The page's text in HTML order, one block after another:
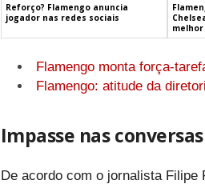
Reforço? Flamengo anuncia
jogador nas redes sociais
Flamengo monta força-
Flamengo: atitude da
Impasse nas conversas
De acordo com o jornalista Filipe